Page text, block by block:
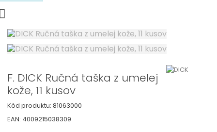
F. DICK Ručná taška z umelej
kože, 11 kusov
Kód produktu: 81063000
EAN: 4009215038309